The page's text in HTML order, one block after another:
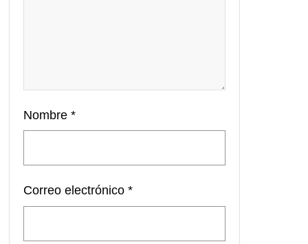
Nombre *
Correo electrónico *